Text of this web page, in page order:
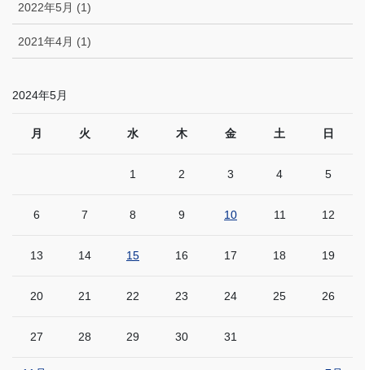
2022年5月 (1)
2021年4月 (1)
2024年5月
月 火 水 木 金 土 日
1 2 3 4 5
6 7 8 9 10 11 12
13 14 15 16 17 18 19
20 21 22 23 24 25 26
27 28 29 30 31